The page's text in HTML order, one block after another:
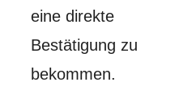
eine direkte
Bestätigung zu
bekommen.